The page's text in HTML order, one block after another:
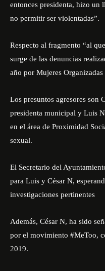
entonces presidenta, hizo un
no permitir ser violentadas”.
Respecto al fragmento “al
surge de las denuncias
año por Mujeres Organizadas
Los presuntos agresores son
presidenta municipal y Luis
en el área de Proximidad
sexual.
El Secretario del
para Luis y César N,
investigaciones pertinentes
Además, César N, ha sido
por el movimiento #MeToo,
2019.